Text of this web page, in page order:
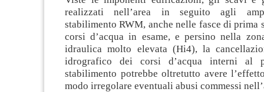
realizzati nell’area in seguito agli
stabilimento RWM, anche nelle fasce di prima
corsi d’acqua in esame, e persino nella
idraulica molto elevata (Hi4), la
idrografico dei corsi d’acqua interni al
stabilimento potrebbe oltretutto avere
modo irregolare eventuali abusi commessi